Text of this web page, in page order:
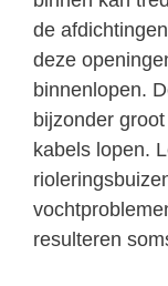
de
deze
binnenlopen.
bijzonder
kabels lopen.
resulteren